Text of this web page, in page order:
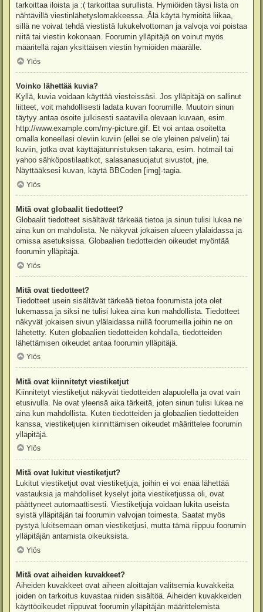
tarkoittaa iloista ja :( tarkoittaa surullista. Hymiöiden täysi lista on
nähtävillä viestinlähetyslomakkeessa. Älä käytä hymiöitä liikaa,
sillä ne voivat tehdä viestistä lukukelvottoman ja valvoja voi poistaa
niitä tai viestin kokonaan. Foorumin ylläpitäjä on voinut myös
määritellä rajan yksittäisen viestin hymiöiden määrälle.
Ylös
Voinko lähettää kuvia?
Kyllä, kuvia voidaan käyttää viesteissäsi. Jos ylläpitäjä on sallinut
liitteet, voit mahdollisesti ladata kuvan foorumille. Muutoin sinun
täytyy antaa osoite julkisesti saatavilla olevaan kuvaan, esim.
http://www.example.com/my-picture.gif. Et voi antaa osoitetta
omalla koneellasi oleviin kuviin (ellei se ole yleinen palvelin) tai
kuviin, jotka ovat käyttäjätunnistuksen takana, esim. hotmail tai
yahoo sähköpostilaatikot, salasanasuojatut sivustot, jne.
Näyttääksesi kuvan, käytä BBCoden [img]-tagia.
Ylös
Mitä ovat globaalit tiedotteet?
Globaalit tiedotteet sisältävät tärkeää tietoa ja sinun tulisi lukea ne
aina kun on mahdolista. Ne näkyvät jokaisen alueen ylälaidassa ja
omissa asetuksissa. Globaalien tiedotteiden oikeudet myöntää
foorumin ylläpitäjä.
Ylös
Mitä ovat tiedotteet?
Tiedotteet usein sisältävät tärkeää tietoa foorumista jota olet
lukemassa ja siksi ne tulisi lukea aina kun mahdollista. Tiedotteet
näkyvät jokaisen sivun ylälaidassa niillä foorumeilla joihin ne on
lähetetty. Kuten globaalien tiedotteiden kohdalla, tiedotteiden
lähettämisen oikeudet antaa foorumin ylläpitäjä.
Ylös
Mitä ovat kiinnitetyt viestiketjut
Kiinnitetyt viestiketjut näkyvät tiedotteiden alapuolella ja ovat vain
etusivulla. Ne ovat yleensä aika tärkeitä, joten sinun tulisi lukea ne
aina kun mahdollista. Kuten tiedotteiden ja globaalien tiedotteiden
kanssa, viestiketjujen kiinnittämisen oikeudet määrittelee foorumin
ylläpitäjä.
Ylös
Mitä ovat lukitut viestiketjut?
Lukitut viestiketjut ovat viestiketjuja, joihin ei voi enää lähettää
vastauksia ja mahdolliset kyselyt joita viestiketjussa oli, ovat
päättyneet automaattisesti. Viestiketjuja voidaan lukita useista
syistä ylläpitäjän tai foorumin valvojan toimesta. Saatat myös
pystyä lukitsemaan oman viestiketjusi, mutta tämä riippuu foorumin
ylläpitäjän antamista oikeuksista.
Ylös
Mitä ovat aiheiden kuvakkeet?
Aiheiden kuvakkeet ovat aiheen aloittajan valitsemia kuvakkeita
joiden on tarkoitus kuvastaa niiden sisältöä. Aiheiden kuvakkeiden
käyttöoikeudet riippuvat foorumin ylläpitäjän määrittelemistä